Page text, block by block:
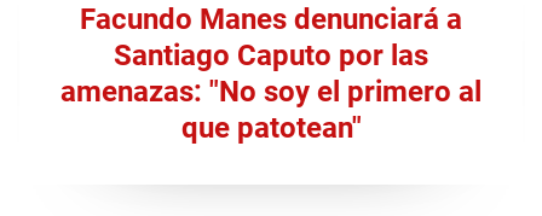
Facundo Manes denunciará a
Santiago Caputo por las
amenazas: "No soy el primero al
que patotean"